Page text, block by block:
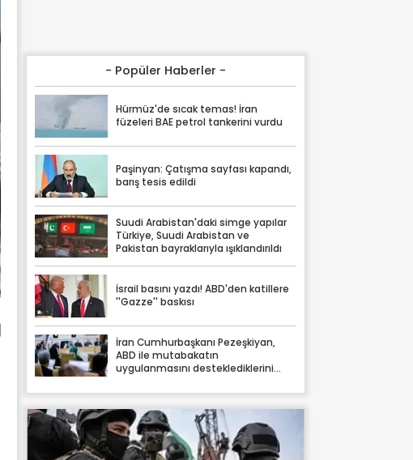
- Popüler Haberler -
Hürmüz'de sıcak temas! İran
füzeleri BAE petrol tankerini vurdu
Paşinyan: Çatışma sayfası kapandı,
barış tesis edildi
Suudi Arabistan'daki simge yapılar
Türkiye, Suudi Arabistan ve
Pakistan bayraklarıyla ışıklandırıldı
İsrail basını yazdı! ABD'den katillere
''Gazze'' baskısı
İran Cumhurbaşkanı Pezeşkiyan,
ABD ile mutabakatın
uygulanmasını desteklediklerini